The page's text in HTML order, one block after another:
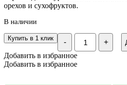
орехов и сухофруктов.
В наличии
-
Количество
Мармелад
Мармеладная
сказка
пластовой
+
Купить в 1 клик
Добавить в избранное
Добавить в избранное